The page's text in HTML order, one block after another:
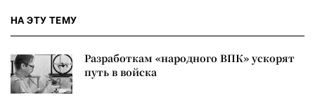
НА ЭТУ ТЕМУ
Разработкам «народного ВПК» ускорят
путь в войска